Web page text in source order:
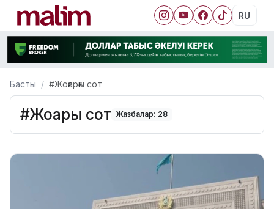
RU
Басты #Жоғарғы сот
#Жоғарғы сот Жазбалар: 28